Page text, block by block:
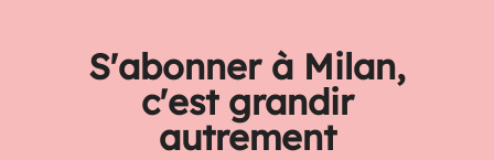
S'abonner à Milan,
c'est grandir
autrement